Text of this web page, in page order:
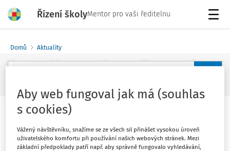
Řízení školyMentor pro vaši ředitelnu
Domů Aktuality
Rozšířené vyhledávání
Výroční zpráva o stavu a rozvoji
vzdělávací soustavy za rok 2011
Aby web fungoval jak má (souhlas
s cookies)
Vážený návštěvníku, snažíme se ze všech sil přinášet vysokou úroveň
uživatelského komfortu při používání našich webových stránek. Mezi
základní předpoklady patří např. aby správně fungovalo vyhledávání,